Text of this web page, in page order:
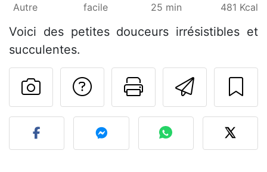
Autre facile 25 min 481 Kcal
Voici des petites douceurs irrésistibles et
succulentes.
Imprimer
Poser une
Publier votre photo de